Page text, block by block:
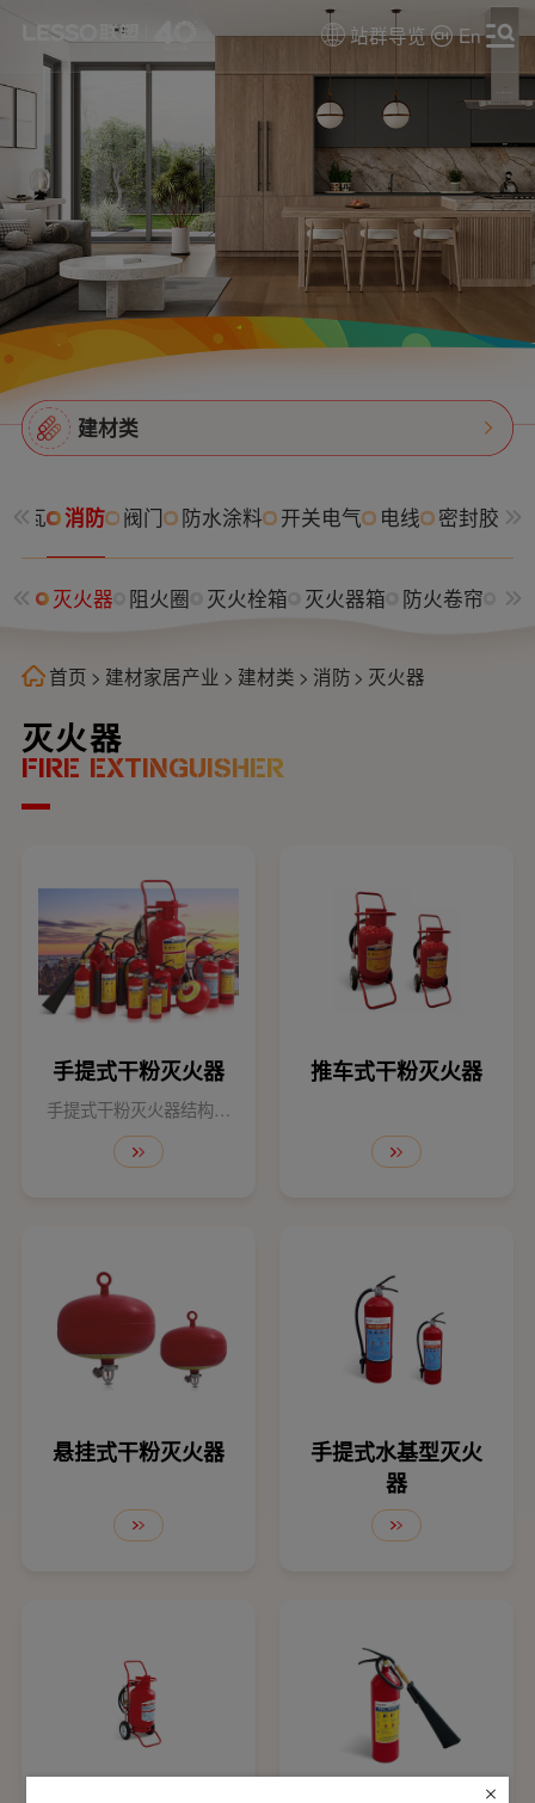
站群导览 En
建材类
脂瓦 消防 阀门 防水涂料 开关电气 电线 密封胶
灭火器 阻火圈 灭火栓箱 灭火器箱 防火卷帘 自
灭火器
FIRE EXTINGUISHER
首页 > 建材家居产业 > 建材类 > 消防 > 灭火器
手提式干粉灭火器
手提式干粉灭火器结构简
单,操作灵活,使用方便,具
等特点。
推车式干粉灭火器
悬挂式干粉灭火器
手提式水基型灭火
器